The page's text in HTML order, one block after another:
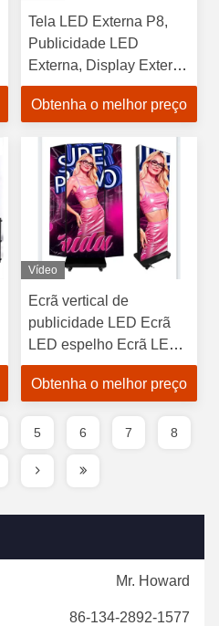
Tela LED Externa P8,
Publicidade LED
Externa, Display Externo
para Publicidade, Tela
LED
Obtenha o melhor preço
Vídeo
Ecrã vertical de
publicidade LED Ecrã
LED espelho Ecrã LED
dobrável
Obtenha o melhor preço
5 6 7 8
Mr. Howard
86-134-2892-1577